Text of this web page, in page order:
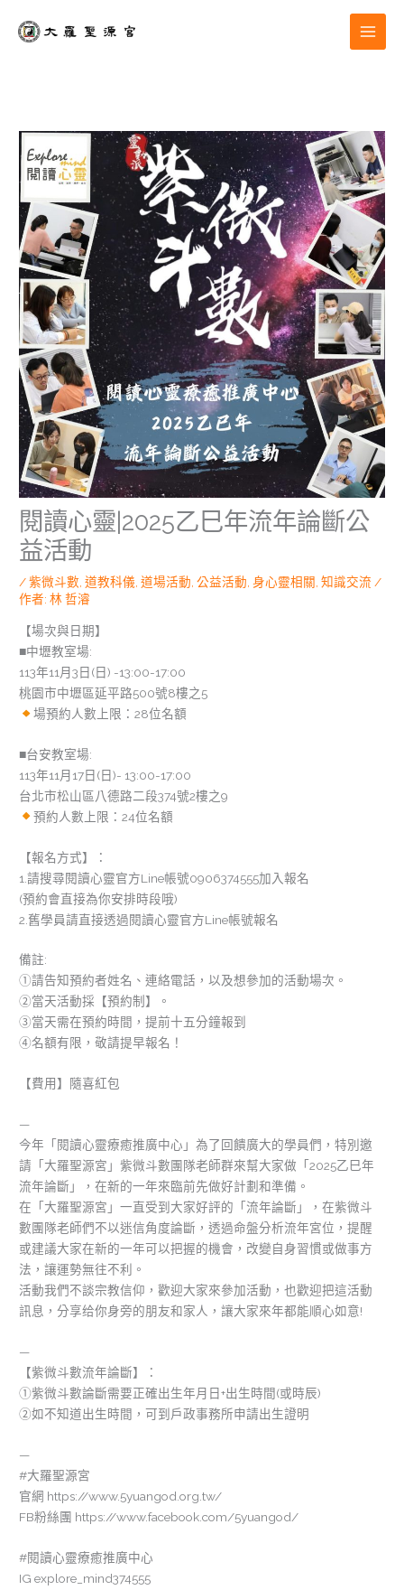
閱讀心靈|2025乙巳年流年論斷公
益活動
/紫微斗數 ,道教科儀 ,道場活動 ,公益活動 ,身心靈相關 ,知識交流 /
作者:林 哲濬
【場次與日期】
■中壢教室場:
113年11月3日(日) -13:00-17:00
桃園市中壢區延平路500號8樓之5
場預約人數上限：28位名額
■台安教室場:
113年11月17日(日)- 13:00-17:00
台北市松山區八德路二段374號2樓之9
預約人數上限：24位名額
【報名方式】：
1.請搜尋閱讀心靈官方Line帳號0906374555加入報名
(預約會直接為你安排時段哦)
2.舊學員請直接透過閱讀心靈官方Line帳號報名
備註:
①請告知預約者姓名、連絡電話，以及想參加的活動場次。
②當天活動採【預約制】。
③當天需在預約時間，提前十五分鐘報到
④名額有限，敬請提早報名！
【費用】隨喜紅包
—
今年「閱讀心靈療癒推廣中心」為了回饋廣大的學員們，特別邀
請「大羅聖源宮」紫微斗數團隊老師群來幫大家做「2025乙巳年
流年論斷」，在新的一年來臨前先做好計劃和準備。
在「大羅聖源宮」一直受到大家好評的「流年論斷」，在紫微斗
數團隊老師們不以迷信角度論斷，透過命盤分析流年宮位，提醒
或建議大家在新的一年可以把握的機會，改變自身習慣或做事方
法，讓運勢無往不利。
活動我們不談宗教信仰，歡迎大家來參加活動，也歡迎把這活動
訊息，分享给你身旁的朋友和家人，讓大家來年都能順心如意!
—
【紫微斗數流年論斷】：
①紫微斗數論斷需要正確出生年月日+出生時間(或時辰)
②如不知道出生時間，可到戶政事務所申請出生證明
—
#大羅聖源宮
官網 https://www.5yuangod.org.tw/
FB粉絲團 https://www.facebook.com/5yuangod/
#閱讀心靈療癒推廣中心
IG explore_mind374555